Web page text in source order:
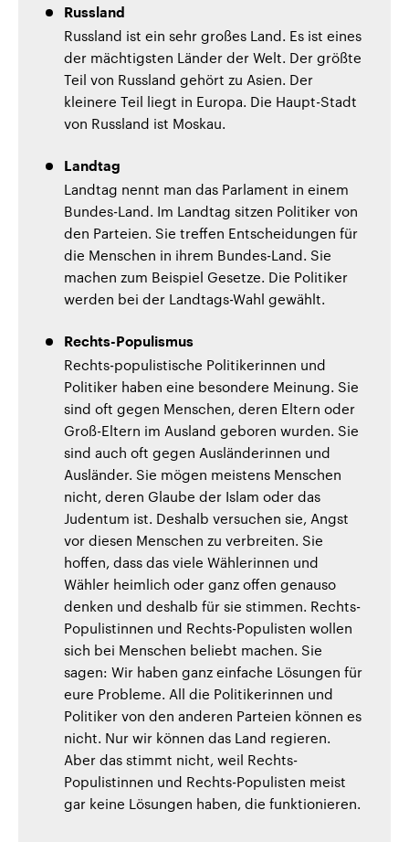
Russland
Russland ist ein sehr großes Land. Es ist eines
der mächtigsten Länder der Welt. Der größte
Teil von Russland gehört zu Asien. Der
kleinere Teil liegt in Europa. Die Haupt-Stadt
von Russland ist Moskau.
Landtag
Landtag nennt man das Parlament in einem
Bundes-Land. Im Landtag sitzen Politiker von
den Parteien. Sie treffen Entscheidungen für
die Menschen in ihrem Bundes-Land. Sie
machen zum Beispiel Gesetze. Die Politiker
werden bei der Landtags-Wahl gewählt.
Rechts-Populismus
Rechts-populistische Politikerinnen und
Politiker haben eine besondere Meinung. Sie
sind oft gegen Menschen, deren Eltern oder
Groß-Eltern im Ausland geboren wurden. Sie
sind auch oft gegen Ausländerinnen und
Ausländer. Sie mögen meistens Menschen
nicht, deren Glaube der Islam oder das
Judentum ist. Deshalb versuchen sie, Angst
vor diesen Menschen zu verbreiten. Sie
hoffen, dass das viele Wählerinnen und
Wähler heimlich oder ganz offen genauso
denken und deshalb für sie stimmen. Rechts-
Populistinnen und Rechts-Populisten wollen
sich bei Menschen beliebt machen. Sie
sagen: Wir haben ganz einfache Lösungen für
eure Probleme. All die Politikerinnen und
Politiker von den anderen Parteien können es
nicht. Nur wir können das Land regieren.
Aber das stimmt nicht, weil Rechts-
Populistinnen und Rechts-Populisten meist
gar keine Lösungen haben, die funktionieren.